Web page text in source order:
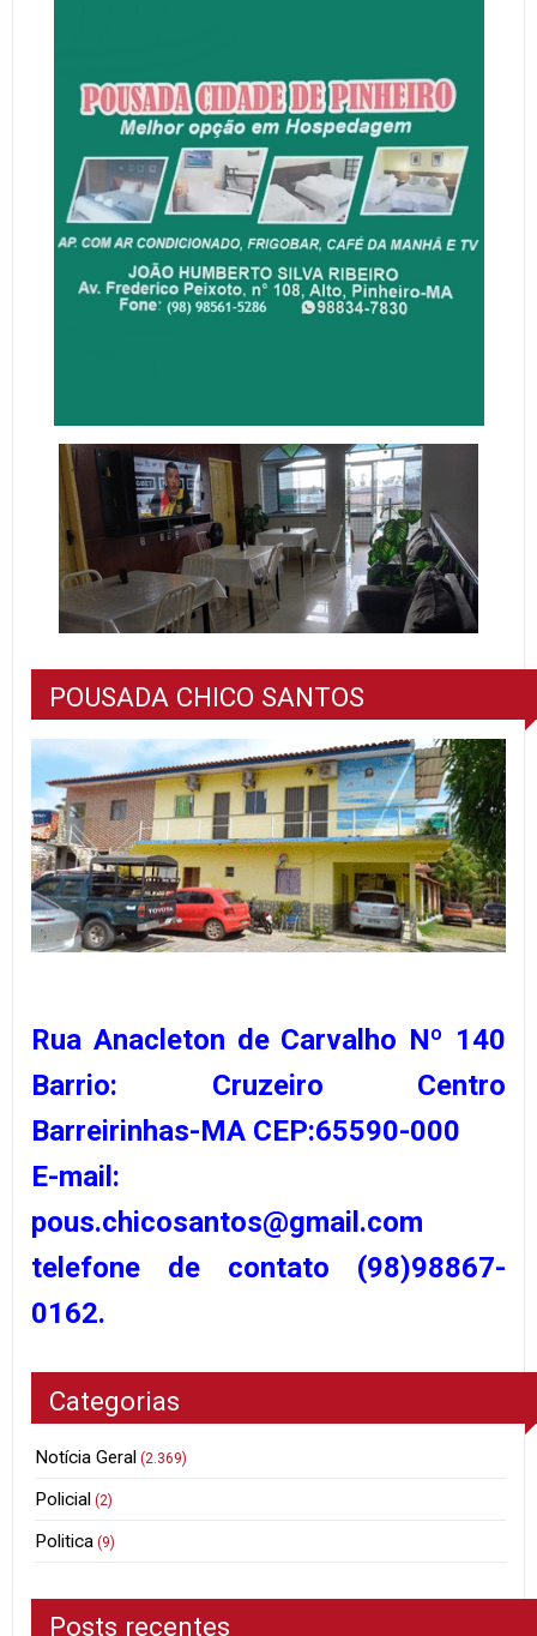
POUSADA CHICO SANTOS
Rua Anacleton de Carvalho Nº 140
Barrio: Cruzeiro Centro
Barreirinhas-MA CEP:65590-000
E-mail:
pous.chicosantos@gmail.com
telefone de contato (98)98867-
0162.
Categorias
Notícia Geral (2.369)
Policial (2)
Politica (9)
Posts recentes